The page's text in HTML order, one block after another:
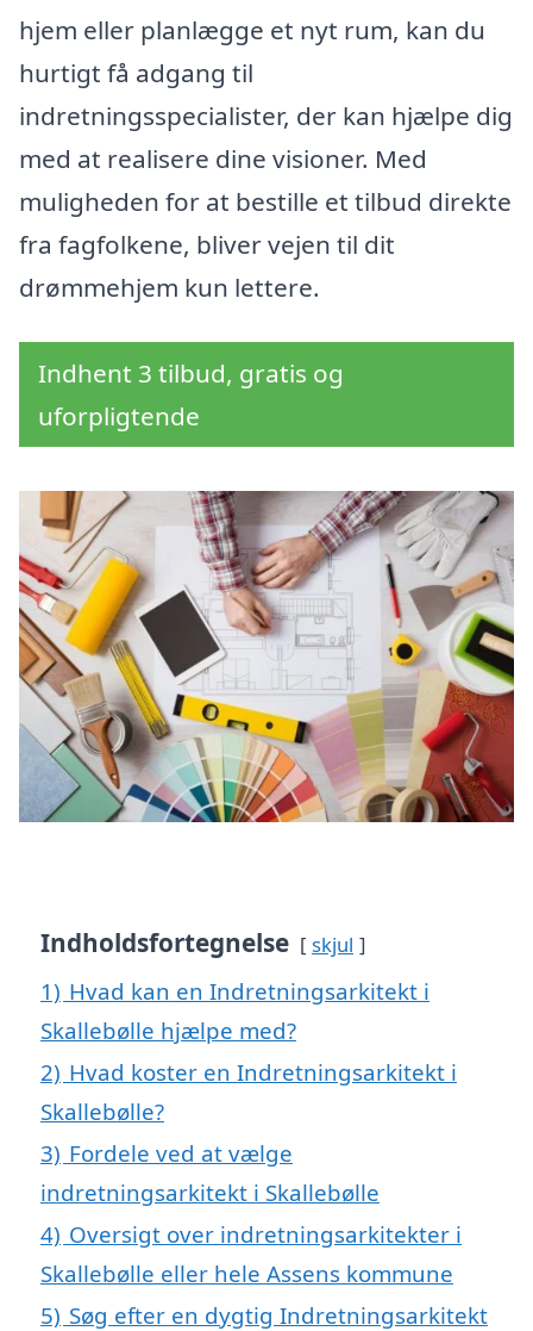
hjem eller planlægge et nyt rum, kan du
hurtigt få adgang til
indretningsspecialister, der kan hjælpe dig
med at realisere dine visioner. Med
muligheden for at bestille et tilbud direkte
fra fagfolkene, bliver vejen til dit
drømmehjem kun lettere.
Indhent 3 tilbud, gratis og
uforpligtende
Indholdsfortegnelse skjul
1) Hvad kan en Indretningsarkitekt i
Skallebølle hjælpe med?
2) Hvad koster en Indretningsarkitekt i
Skallebølle?
3) Fordele ved at vælge
indretningsarkitekt i Skallebølle
4) Oversigt over indretningsarkitekter i
Skallebølle eller hele Assens kommune
5) Søg efter en dygtig Indretningsarkitekt